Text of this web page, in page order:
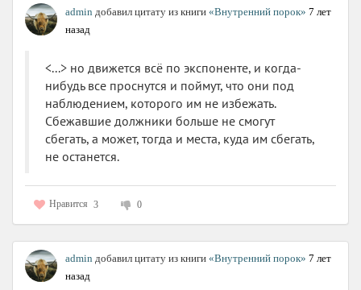
admin добавил цитату из книги «Внутренний порок» 7 лет
назад
<...> но движется всё по экспоненте, и когда-
нибудь все проснутся и поймут, что они под
наблюдением, которого им не избежать.
Сбежавшие должники больше не смогут
сбегать, а может, тогда и места, куда им сбегать,
не останется.
Нравится 3 0
admin добавил цитату из книги «Внутренний порок» 7 лет
назад